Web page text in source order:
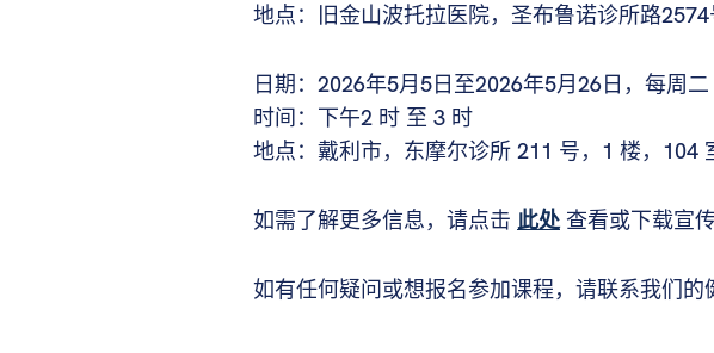
地点：旧金山波托拉医院，圣布鲁诺诊所路
日期：2026年5月5日至2026年5月26日，每周二
时间：下午2 时 至 3 时
地点：戴利市，东摩尔诊所 211 号，1 楼，104
如需了解更多信息，请点击 此处查看或下载宣
如有任何疑问或想报名参加课程，请联系我们